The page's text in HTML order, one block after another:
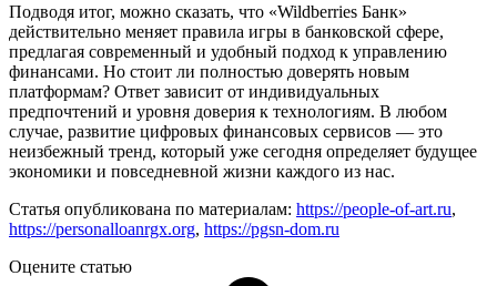
Подводя итог, можно сказать, что «Wildberries Банк»
действительно меняет правила игры в банковской сфере,
предлагая современный и удобный подход к управлению
финансами. Но стоит ли полностью доверять новым
платформам? Ответ зависит от индивидуальных
предпочтений и уровня доверия к технологиям. В любом
случае, развитие цифровых финансовых сервисов — это
неизбежный тренд, который уже сегодня определяет будущее
экономики и повседневной жизни каждого из нас.
Статья опубликована по материалам: https://people-of-art.ru,
https://personalloanrgx.org, https://pgsn-dom.ru
Оцените статью